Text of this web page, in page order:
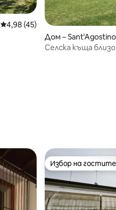
Средна оценка: 4,98 от 5, 45
4,98 (45)
Дом – Sant'Agostino
Селска къща
Избор на гостите
Избор на гостите